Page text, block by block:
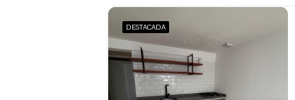
DESTACADA